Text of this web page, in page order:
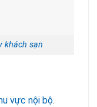
khách sạn
vực nội bộ.